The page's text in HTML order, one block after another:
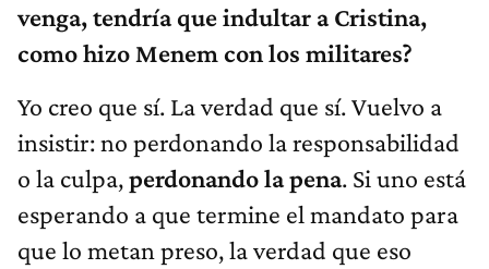
venga, tendría que indultar a Cristina,
como hizo Menem con los militares?
Yo creo que sí. La verdad que sí. Vuelvo a
insistir: no perdonando la responsabilidad
o la culpa,perdonando la pena. Si uno está
esperando a que termine el mandato para
que lo metan preso, la verdad que eso